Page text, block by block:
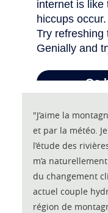
"J’aime la
et par la météo.
l’étude des
m’a
du changement
actuel couple
région de